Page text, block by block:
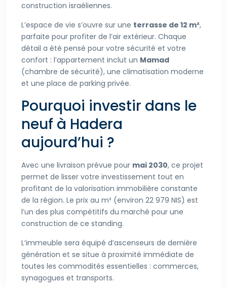
construction israéliennes.
L’espace de vie s’ouvre sur une terrasse de 12 m²,
parfaite pour profiter de l’air extérieur. Chaque
détail a été pensé pour votre sécurité et votre
confort : l’appartement inclut un Mamad
(chambre de sécurité), une climatisation moderne
et une place de parking privée.
Pourquoi investir dans le
neuf à Hadera
aujourd’hui ?
Avec une livraison prévue pour mai 2030, ce projet
permet de lisser votre investissement tout en
profitant de la valorisation immobilière constante
de la région. Le prix au m² (environ 22 979 NIS) est
l’un des plus compétitifs du marché pour une
construction de ce standing.
L’immeuble sera équipé d’ascenseurs de dernière
génération et se situe à proximité immédiate de
toutes les commodités essentielles : commerces,
synagogues et transports.